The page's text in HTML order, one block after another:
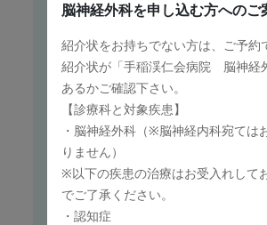
保険診療
眼科
紹介状をお持ちでない方は、ご予約
紹介状が「手稲渓仁会病院 眼科」
ご確認下さい。
以下の場合、WEB予約はご利用せ
約センター（011-685-2990）」まで
予約下さい。
・紹介状が指定された医師宛になっ
・２つ以上の診療科を予約したい場
脳神経外科を申し込む方へのご
紹介状をお持ちでない方は、ご予約
紹介状が「手稲渓仁会病院 脳神経
あるかご確認下さい。
【診療科と対象疾患】
・脳神経外科（※脳神経内科宛ては
りません）
※以下の疾患の治療はお受入れして
でご了承ください。
・認知症